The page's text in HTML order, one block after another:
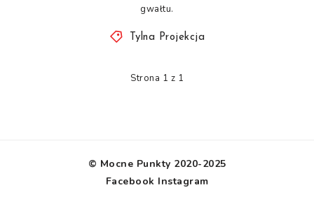
gwałtu.
Tylna Projekcja
Strona 1 z 1
© Mocne Punkty 2020-2025
Facebook Instagram